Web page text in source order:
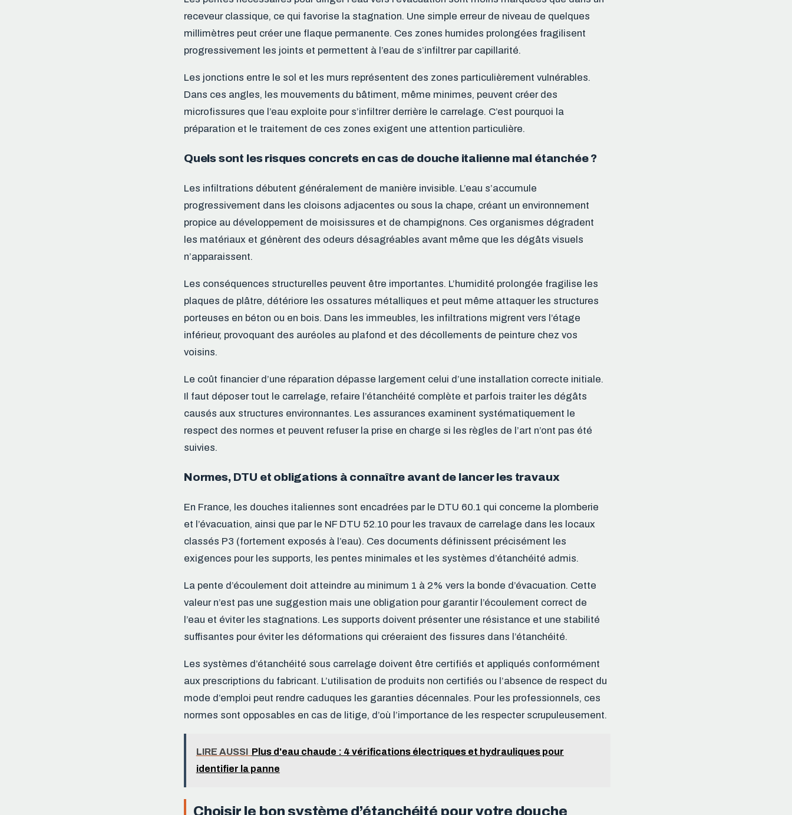
receveur classique, ce qui favorise la stagnation. Une simple erreur de niveau de quelques
millimètres peut créer une flaque permanente. Ces zones humides prolongées fragilisent
progressivement les joints et permettent à l’eau de s’infiltrer par capillarité.
Les jonctions entre le sol et les murs représentent des zones particulièrement vulnérables.
Dans ces angles, les mouvements du bâtiment, même minimes, peuvent créer des
microfissures que l’eau exploite pour s’infiltrer derrière le carrelage. C’est pourquoi la
préparation et le traitement de ces zones exigent une attention particulière.
Quels sont les risques concrets en cas de douche italienne mal étanchée ?
Les infiltrations débutent généralement de manière invisible. L’eau s’accumule
progressivement dans les cloisons adjacentes ou sous la chape, créant un environnement
propice au développement de moisissures et de champignons. Ces organismes dégradent
les matériaux et génèrent des odeurs désagréables avant même que les dégâts visuels
n’apparaissent.
Les conséquences structurelles peuvent être importantes. L’humidité prolongée fragilise les
plaques de plâtre, détériore les ossatures métalliques et peut même attaquer les structures
porteuses en béton ou en bois. Dans les immeubles, les infiltrations migrent vers l’étage
inférieur, provoquant des auréoles au plafond et des décollements de peinture chez vos
voisins.
Le coût financier d’une réparation dépasse largement celui d’une installation correcte initiale.
Il faut déposer tout le carrelage, refaire l’étanchéité complète et parfois traiter les dégâts
causés aux structures environnantes. Les assurances examinent systématiquement le
respect des normes et peuvent refuser la prise en charge si les règles de l’art n’ont pas été
suivies.
Normes, DTU et obligations à connaître avant de lancer les travaux
En France, les douches italiennes sont encadrées par le DTU 60.1 qui concerne la plomberie
et l’évacuation, ainsi que par le NF DTU 52.10 pour les travaux de carrelage dans les locaux
classés P3 (fortement exposés à l’eau). Ces documents définissent précisément les
exigences pour les supports, les pentes minimales et les systèmes d’étanchéité admis.
La pente d’écoulement doit atteindre au minimum 1 à 2% vers la bonde d’évacuation. Cette
valeur n’est pas une suggestion mais une obligation pour garantir l’écoulement correct de
l’eau et éviter les stagnations. Les supports doivent présenter une résistance et une stabilité
suffisantes pour éviter les déformations qui créeraient des fissures dans l’étanchéité.
Les systèmes d’étanchéité sous carrelage doivent être certifiés et appliqués conformément
aux prescriptions du fabricant. L’utilisation de produits non certifiés ou l’absence de respect du
mode d’emploi peut rendre caduques les garanties décennales. Pour les professionnels, ces
normes sont opposables en cas de litige, d’où l’importance de les respecter scrupuleusement.
LIRE AUSSI Plus d'eau chaude : 4 vérifications électriques et hydrauliques pour
identifier la panne
Choisir le bon système d’étanchéité pour votre douche